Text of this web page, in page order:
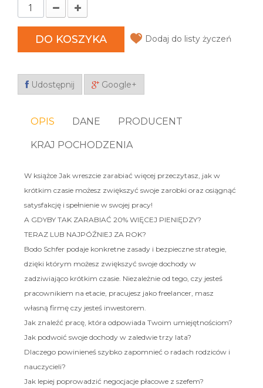
DO KOSZYKA Dodaj do listy życzeń
Udostępnij Google+
OPIS DANE PRODUCENT
KRAJ POCHODZENIA
W książce Jak wreszcie zarabiać więcej przeczytasz, jak w
krótkim czasie możesz zwiększyć swoje zarobki oraz osiągnąć
satysfakcję i spełnienie w swojej pracy!
A GDYBY TAK ZARABIAĆ 20% WIĘCEJ PIENIĘDZY?
TERAZ LUB NAJPÓŹNIEJ ZA ROK?
Bodo Schfer podaje konkretne zasady i bezpieczne strategie,
dzięki którym możesz zwiększyć swoje dochody w
zadziwiająco krótkim czasie. Niezależnie od tego, czy jesteś
pracownikiem na etacie, pracujesz jako freelancer, masz
własną firmę czy jesteś inwestorem.
Jak znaleźć pracę, która odpowiada Twoim umiejętnościom?
Jak podwoić swoje dochody w zaledwie trzy lata?
Dlaczego powinieneś szybko zapomnieć o radach rodziców i
nauczycieli?
Jak lepiej poprowadzić negocjacje płacowe z szefem?